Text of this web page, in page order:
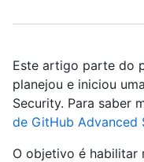
Este artigo parte do
planejou e iniciou
Security. Para saber
de GitHub Advanced
O objetivo é habilitar